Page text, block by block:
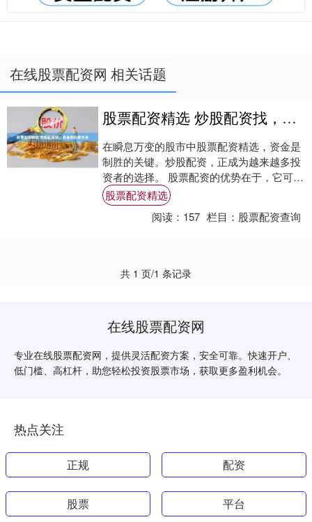
在线股票配资网 相关话题
股票配资精选 炒股配资找，资金助你赢未来
在瞬息万变的股市中股票配资精选，资金是
制胜的关键。炒股配资，正成为越来越多投
资者的选择。 股票配资的优势在于，它可以
放大投资者的收益。例如，如果投资者使用
1:5....
股票配资精选
阅读： 157 栏目： 股票配资查询
共 1 页/1 条记录
在线股票配资网
专业在线股票配资网，提供灵活配资方案，安全可靠。快速开户、
低门槛、高杠杆，助您轻松投资股票市场，获取更多盈利机会。
热点关注
正规 配资
股票 平台